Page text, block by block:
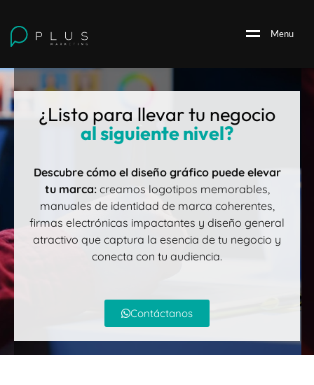
Menu
¿Listo para llevar tu negocio
al siguiente nivel?
Descubre cómo el diseño gráfico puede elevar
tu marca:creamos logotipos memorables,
manuales de identidad de marca coherentes,
firmas electrónicas impactantes y diseño general
atractivo que captura la esencia de tu negocio y
conecta con tu audiencia.
Contáctanos